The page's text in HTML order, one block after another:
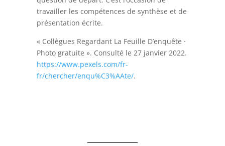
travailler les compétences de synthèse et de
présentation écrite.
« Collègues Regardant La Feuille D’enquête ·
Photo gratuite ». Consulté le 27 janvier 2022.
https://www.pexels.com/fr-
fr/chercher/enqu%C3%AAte/.